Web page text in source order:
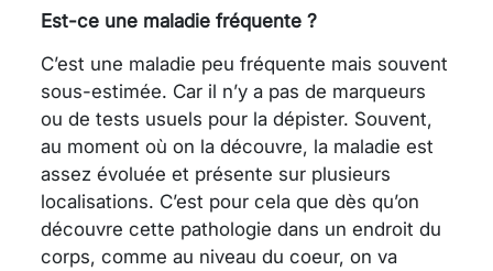
Est-ce une maladie fréquente ?
C’est une maladie peu fréquente mais souvent
sous-estimée. Car il n’y a pas de marqueurs
ou de tests usuels pour la dépister. Souvent,
au moment où on la découvre, la maladie est
assez évoluée et présente sur plusieurs
localisations. C’est pour cela que dès qu’on
découvre cette pathologie dans un endroit du
corps, comme au niveau du coeur, on va